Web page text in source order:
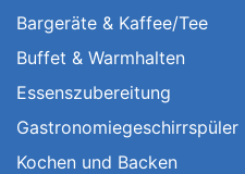
Bargeräte & Kaffee/Tee
Buffet & Warmhalten
Essenszubereitung
Gastronomiegeschirrspüler
Kochen und Backen